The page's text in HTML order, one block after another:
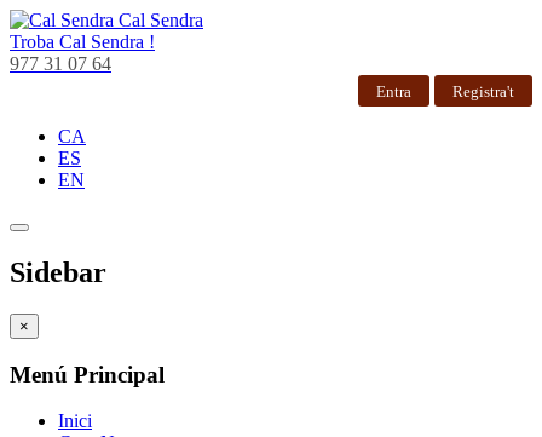
Cal Sendra
Troba Cal Sendra !
977 31 07 64
Entra Registra't
CA
ES
EN
Sidebar
×
Menú Principal
Inici